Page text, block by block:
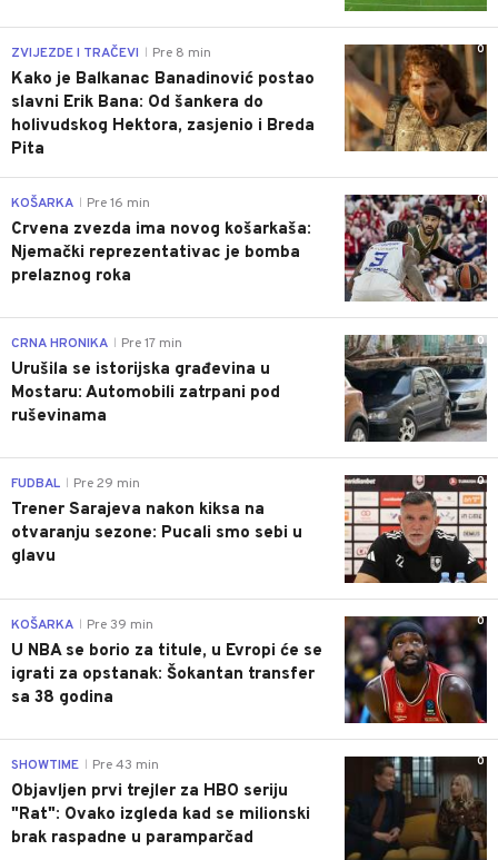
0
ZVIJEZDE I TRAČEVI Pre 8 min
Kako je Balkanac Banadinović postao
slavni Erik Bana: Od šankera do
holivudskog Hektora, zasjenio i Breda
Pita
0
KOŠARKA Pre 16 min
Crvena zvezda ima novog košarkaša:
Njemački reprezentativac je bomba
prelaznog roka
0
CRNA HRONIKA Pre 17 min
Urušila se istorijska građevina u
Mostaru: Automobili zatrpani pod
ruševinama
0
FUDBAL Pre 29 min
Trener Sarajeva nakon kiksa na
otvaranju sezone: Pucali smo sebi u
glavu
0
KOŠARKA Pre 39 min
U NBA se borio za titule, u Evropi će se
igrati za opstanak: Šokantan transfer
sa 38 godina
0
SHOWTIME Pre 43 min
Objavljen prvi trejler za HBO seriju
"Rat": Ovako izgleda kad se milionski
brak raspadne u paramparčad